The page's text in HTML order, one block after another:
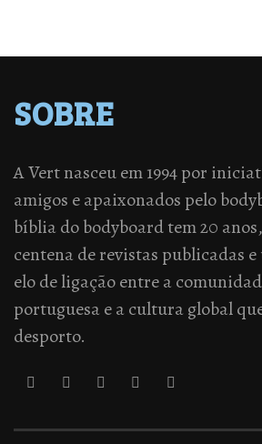
SOBRE
A Vert nasceu em 1994 por
amigos e apaixonados pelo
bíblia do bodyboard tem 20
centena de revistas publicadas
elo de ligação entre a
portuguesa e a cultura global
desporto.